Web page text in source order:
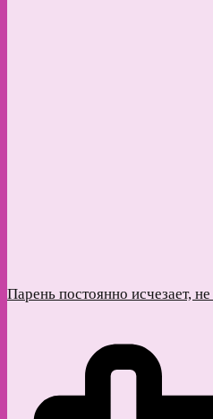
Парень постоянно исчезает,